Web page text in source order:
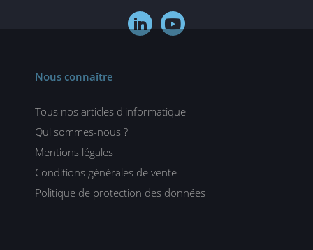
 
Nous connaître
Tous nos articles d'informatique
Qui sommes-nous ?
Mentions légales
Conditions générales de vente
Politique de protection des données